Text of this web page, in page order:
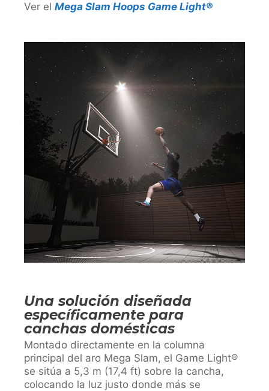
Ver el Mega Slam Hoops Game Light®
Una solución diseñada
específicamente para
canchas domésticas
Montado directamente en la columna
principal del aro Mega Slam, el Game Light®
se sitúa a 5,3 m (17,4 ft) sobre la cancha,
colocando la luz justo donde más se